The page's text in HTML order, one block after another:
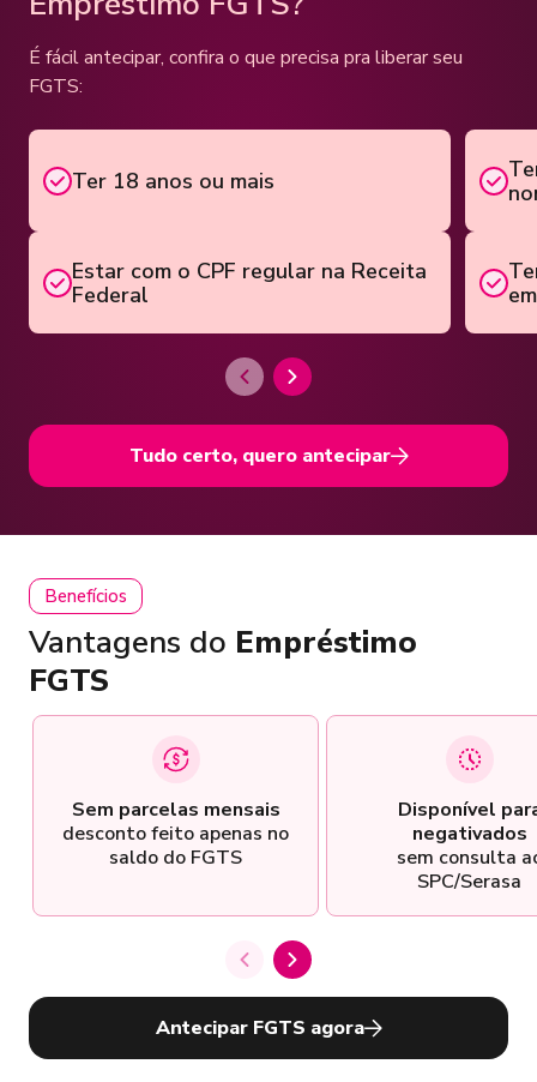
É fácil antecipar, confira o que precisa pra liberar seu
FGTS:
Ter 18 anos ou mais
Estar com o CPF regular na Receita
Federal
Tudo certo, quero antecipar
Benefícios
Vantagens do Empréstimo
FGTS
Sem parcelas mensais
desconto feito apenas no
saldo do FGTS
Disponível
negativados
sem consulta
SPC/Serasa
Antecipar FGTS agora